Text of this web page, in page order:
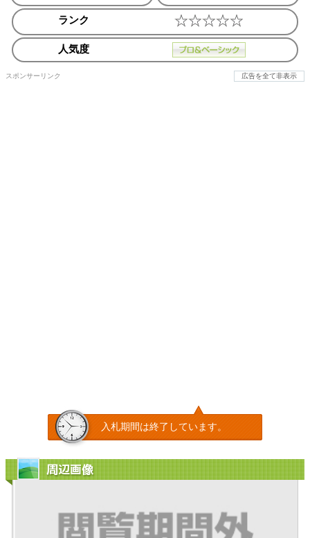
ランク
人気度
スポンサーリンク 広告を全て非表示
入札期間は終了しています。
周辺画像